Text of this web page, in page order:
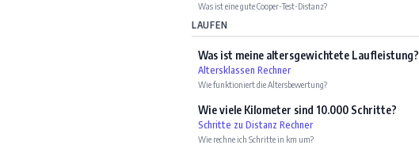
Was ist eine gute Cooper-Test-Distanz?
LAUFEN
Was ist meine altersgewichtete Laufleistung?
Altersklassen Rechner
Wie funktioniert die Altersbewertung?
Wie viele Kilometer sind 10.000 Schritte?
Schritte zu Distanz Rechner
Wie rechne ich Schritte in km um?